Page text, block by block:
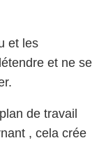
et les
et ne se
de travail
, cela crée